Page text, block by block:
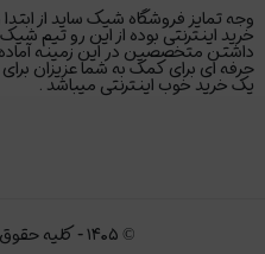
وجه تمایز فروشگاه شیک ساید از
خرید اینترنتی بوده از این رو تیم شیک
داشتن متخصصین در این زمینه آماده
حرفه ای برای کمک به شما عزیزان
یک خرید خوب اینترنتی میباشد .
© ۱۴۰۵-کلیه